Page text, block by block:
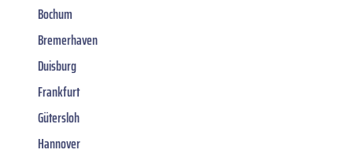
Bochum
Bremerhaven
Duisburg
Frankfurt
Gütersloh
Hannover